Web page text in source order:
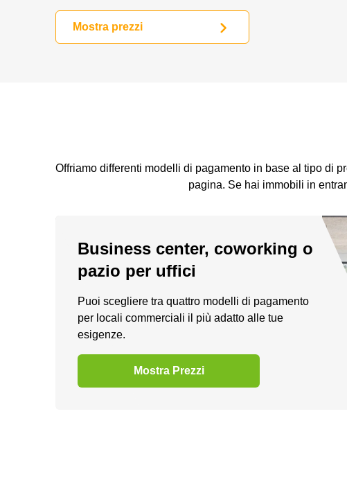
Mostra prezzi
Offriamo differenti modelli di pagamento in base al tipo di
pagina. Se hai immobili in
Business center, coworking o
pazio per uffici
Puoi scegliere tra quattro modelli di pagamento
per locali commerciali il più adatto alle tue
esigenze.
Mostra Prezzi